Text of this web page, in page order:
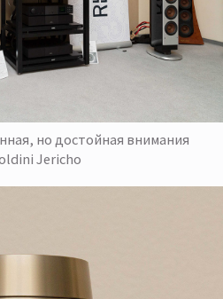
но достойная внимания
Jericho